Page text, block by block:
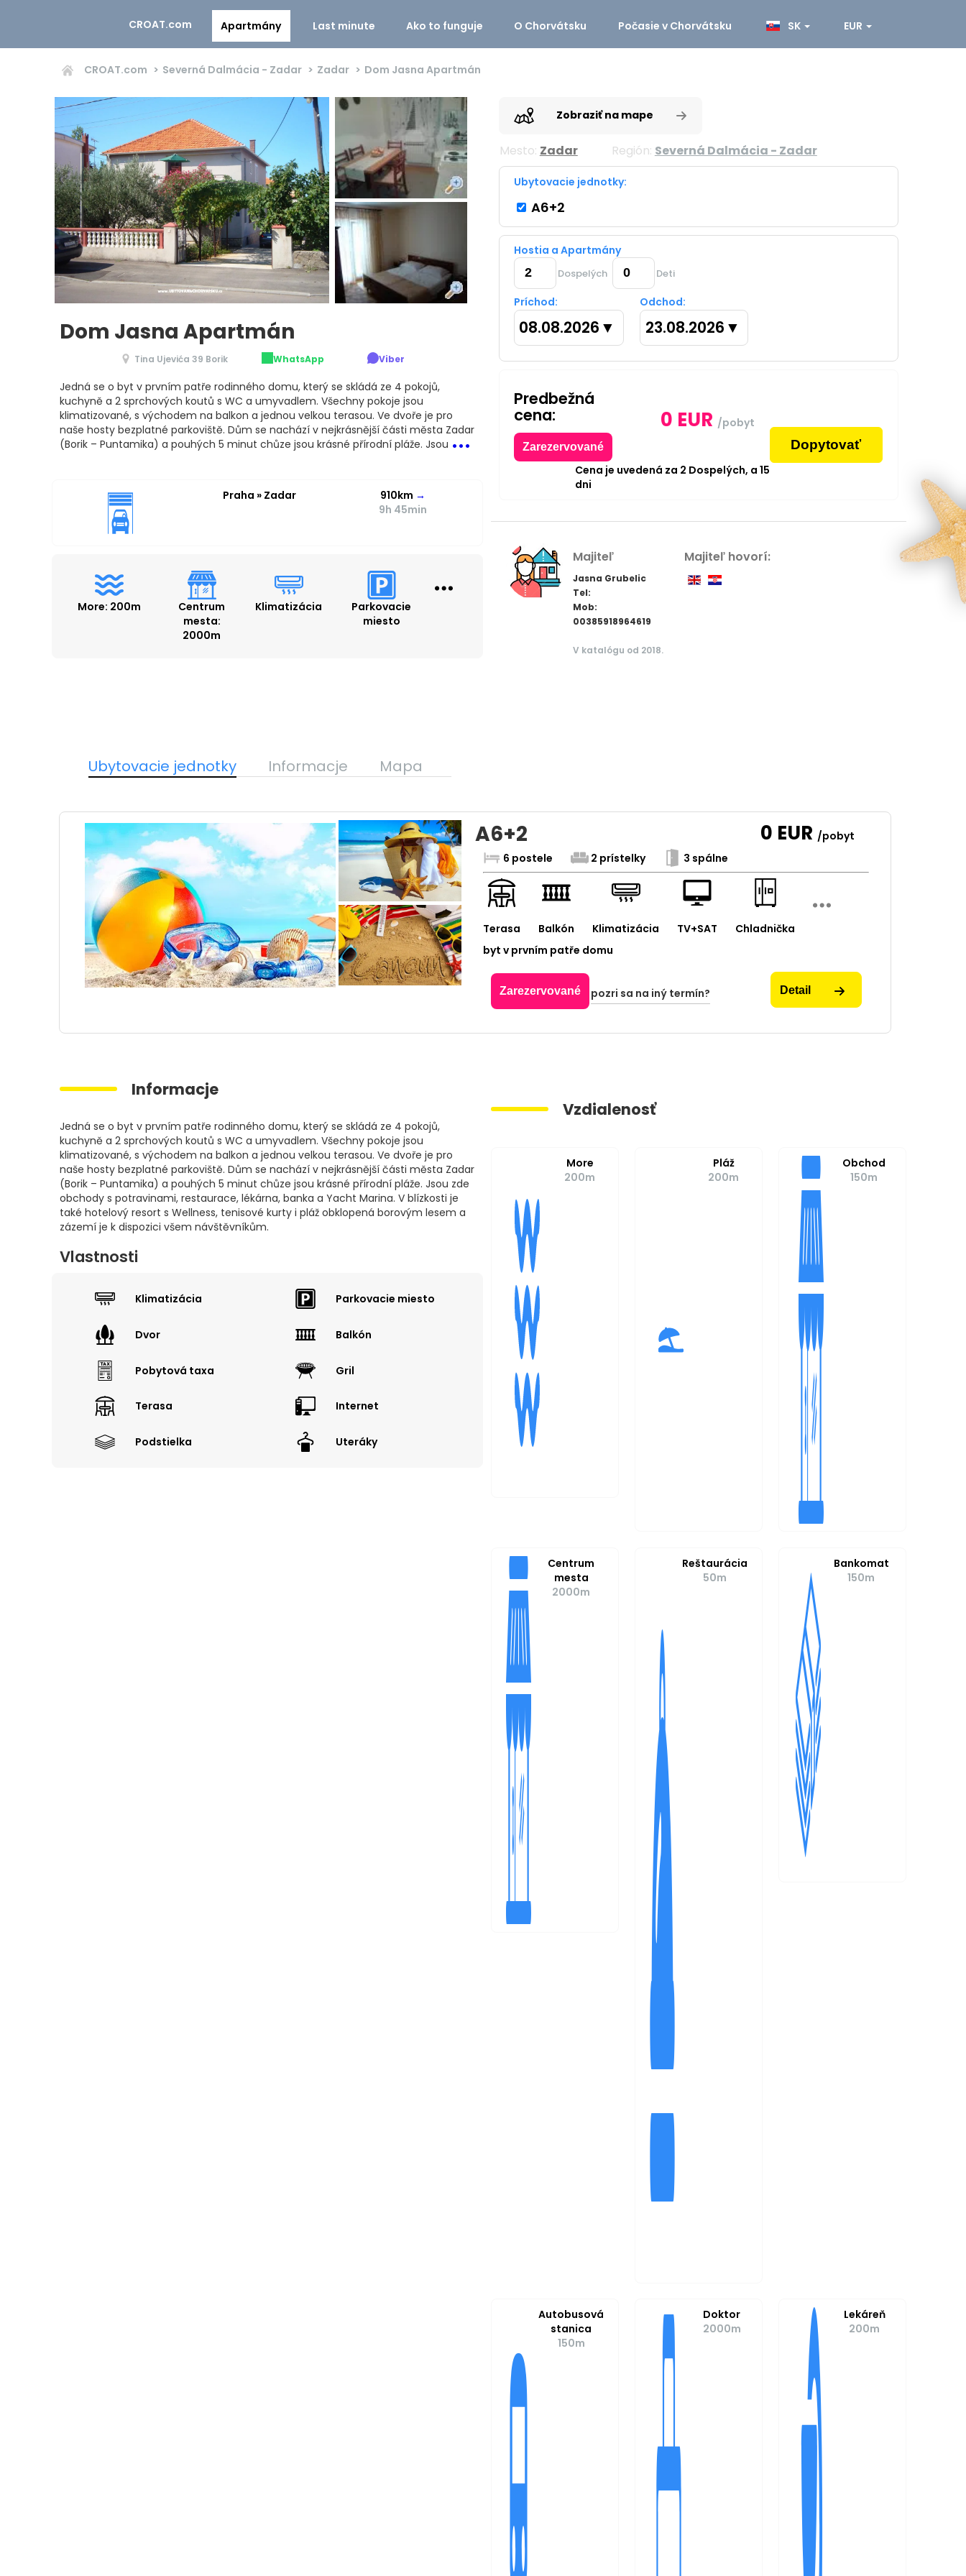
CROAT.com Apartmány Last minute Ako to funguje O Chorvátsku Počasie v Chorvátsku SK EUR
CROAT.com Severná Dalmácia - Zadar Zadar Dom Jasna Apartmán
Dom Jasna Apartmán
Tina Ujevića 39 Borik WhatsApp Viber
Jedná se o byt v prvním patře rodinného domu, který se skládá ze 4 pokojů,
kuchyně a 2 sprchových koutů s WC a umyvadlem. Všechny pokoje jsou
klimatizované, s východem na balkon a jednou velkou terasou. Ve dvoře je pro
naše hosty bezplatné parkoviště. Dům se nachází v nejkrásnější části města Zadar
(Borik – Puntamika) a pouhých 5 minut chůze jsou krásné přírodní pláže. Jsou ...
Praha » Zadar 910km →
9h 45min
More: 200m
Centrum
mesta:
2000m
Klimatizácia
Parkovacie
miesto
Zobraziť na mape
Mesto: Zadar Región: Severná Dalmácia - Zadar
Ubytovacie jednotky:
A6+2
Hostia a Apartmány
Dospelých Deti
Príchod:
08.08.2026 ▼
Odchod:
23.08.2026 ▼
Predbežná
cena:
Zarezervované
0 EUR /pobyt
Dopytovať
Cena je uvedená za 2 Dospelých, a15
dni
Majiteľ
Jasna Grubelic
Tel:
Mob:
00385918964619
V katalógu od 2018.
Majiteľ hovorí:
Ubytovacie jednotky Informacje Mapa
A6+2 0 EUR /pobyt
6 postele
2 prístelky 3 spálne
Terasa Balkón Klimatizácia TV+SAT
Chladnička
byt v prvním patře domu
Zarezervované pozri sa na iný termín? Detail
Informacje
Jedná se o byt v prvním patře rodinného domu, který se skládá ze 4 pokojů,
kuchyně a 2 sprchových koutů s WC a umyvadlem. Všechny pokoje jsou
klimatizované, s východem na balkon a jednou velkou terasou. Ve dvoře je pro
naše hosty bezplatné parkoviště. Dům se nachází v nejkrásnější části města Zadar
(Borik – Puntamika) a pouhých 5 minut chůze jsou krásné přírodní pláže. Jsou zde
obchody s potravinami, restaurace, lékárna, banka a Yacht Marina. V blízkosti je
také hotelový resort s Wellness, tenisové kurty i pláž obklopená borovým lesem a
zázemí je k dispozici všem návštěvníkům.
Vlastnosti
Klimatizácia Parkovacie miesto
Dvor Balkón
Pobytová taxa Gril
Terasa Internet
Podstielka Uteráky
Vzdialenosť
More
200m
Pláž
200m
Obchod
150m
Centrum
mesta
2000m
Reštaurácia
50m
Bankomat
150m
Autobusová
stanica
150m
Doktor
2000m
Lekáreň
200m